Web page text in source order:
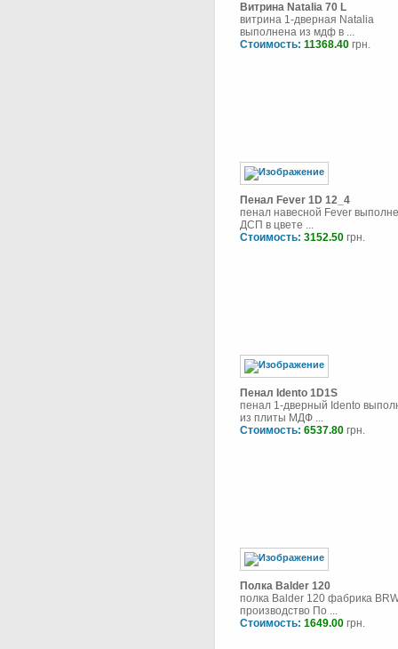
Витрина Natalia 70 L
витрина 1-дверная Natalia
выполнена из мдф в ...
Стоимость: 11368.40 грн.
Пенал Fever 1D 12_4
пенал навесной Fever
ДСП в цвете ...
Стоимость: 3152.50 грн.
Пенал Idento 1D1S
пенал 1-дверный Idento
из плиты МДФ ...
Стоимость: 6537.80 грн.
Полка Balder 120
полка Balder 120 фабрика
производство По ...
Стоимость: 1649.00 грн.